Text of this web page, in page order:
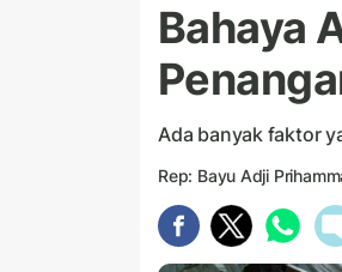
Bahaya
Ada banyak faktor
Rep: Bayu Adji